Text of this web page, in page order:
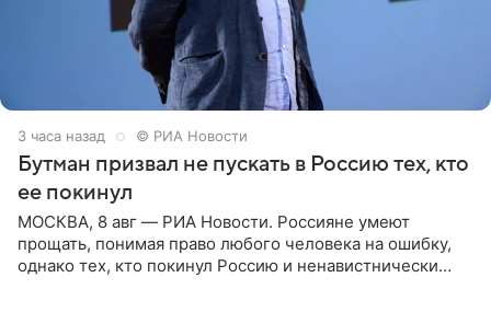
3 часа назад © РИА Новости
Бутман призвал не пускать в Россию тех, кто
ее покинул
МОСКВА, 8 авг — РИА Новости. Россияне умеют
прощать, понимая право любого человека на ошибку,
однако тех, кто покинул Россию и ненавистнически